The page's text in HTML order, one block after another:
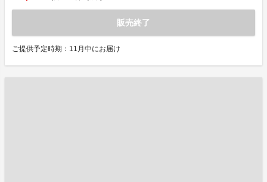
販売終了
ご提供予定時期：11月中にお届け